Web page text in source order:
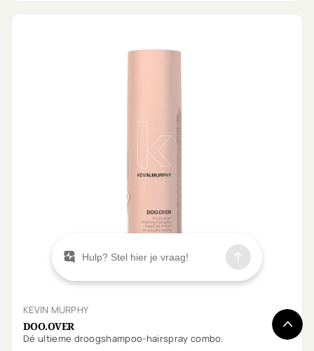
KEVIN MURPHY
DOO.OVER
Dé ultieme droogshampoo-hairspray combo.